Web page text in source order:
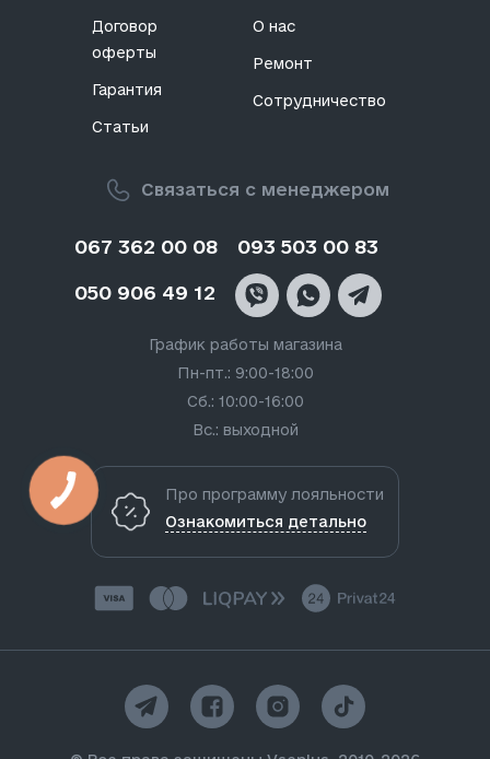
Связаться с менеджером
067 362 00 08 093 503 00 83
050 906 49 12
График работы магазина
Пн-пт.: 9:00-18:00
Сб.: 10:00-16:00
Вс.: выходной
Договор
оферты
Гарантия
Статьи
О нас
Ремонт
Сотрудничество
Про программу лояльности
Ознакомиться детально